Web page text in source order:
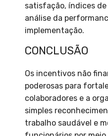
satisfação, índices
análise da
implementação.
CONCLUSÃO
Os incentivos não
poderosas para
colaboradores e a
simples
trabalho saudável e